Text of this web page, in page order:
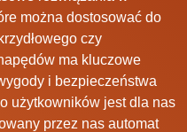
można dostosować do
czy
ma kluczowe
i bezpieczeństwa
użytkowników jest dla nas
przez nas automat